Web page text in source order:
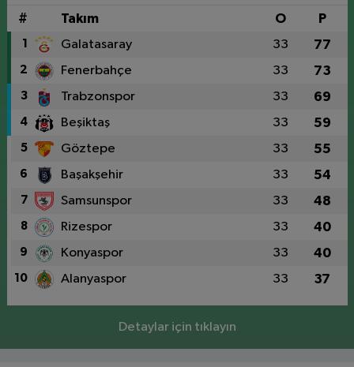
# Takım O P
1 Galatasaray 33 77
2 Fenerbahçe 33 73
3 Trabzonspor 33 69
4 Beşiktaş 33 59
5 Göztepe 33 55
6 Başakşehir 33 54
7 Samsunspor 33 48
8 Rizespor 33 40
9 Konyaspor 33 40
10 Alanyaspor 33 37
Detaylar için tıklayın